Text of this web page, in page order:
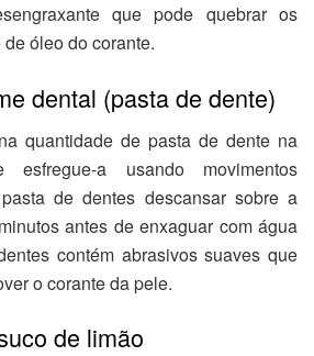
que pode quebrar os
óleo do corante.
dental (pasta de dente)
quantidade de pasta de dente na
a usando movimentos
de dentes descansar sobre a
antes de enxaguar com água
contém abrasivos suaves que
o corante da pele.
de limão